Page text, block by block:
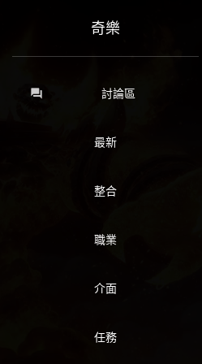
奇樂
forum 討論區
最新
整合
職業
介面
任務